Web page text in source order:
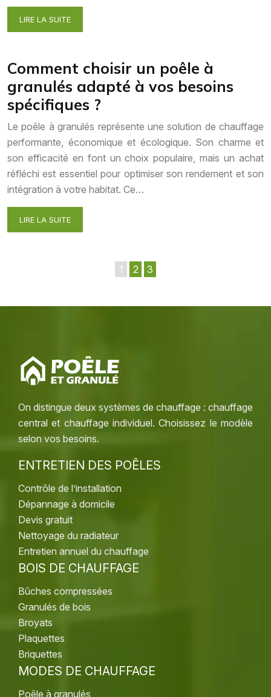
LIRE LA SUITE
Comment choisir un poêle à
granulés adapté à vos besoins
spécifiques ?
Le poêle à granulés représente une solution de chauffage
performante, économique et écologique. Son charme et
son efficacité en font un choix populaire, mais un achat
réfléchi est essentiel pour optimiser son rendement et son
intégration à votre habitat. Ce…
LIRE LA SUITE
1 2 3
On distingue deux systèmes de chauffage : chauffage
central et chauffage individuel. Choisissez le modèle
selon vos besoins.
ENTRETIEN DES POÊLES
Contrôle de l’installation
Dépannage à domicile
Devis gratuit
Nettoyage du radiateur
Entretien annuel du chauffage
BOIS DE CHAUFFAGE
Bûches compressées
Granulés de bois
Broyats
Plaquettes
Briquettes
MODES DE CHAUFFAGE
Poêle à granulés